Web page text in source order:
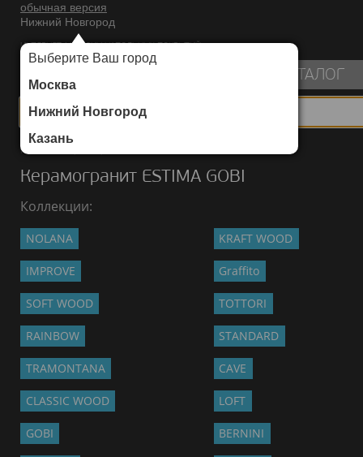
обычная версия
Нижний Новгород
Выберите Ваш город
Москва
Нижний Новгород
Казань
ИНТЕРНЕТ-МАГАЗИН НАПОЛЬНЫХ ПОКРЫТИЙ
КАТАЛОГ
Каталог
Керамогранит ESTIMA GOBI
Коллекции:
NOLANA KRAFT WOOD
IMPROVE Graffito
SOFT WOOD TOTTORI
RAINBOW STANDARD
TRAMONTANA CAVE
CLASSIC WOOD LOFT
GOBI BERNINI